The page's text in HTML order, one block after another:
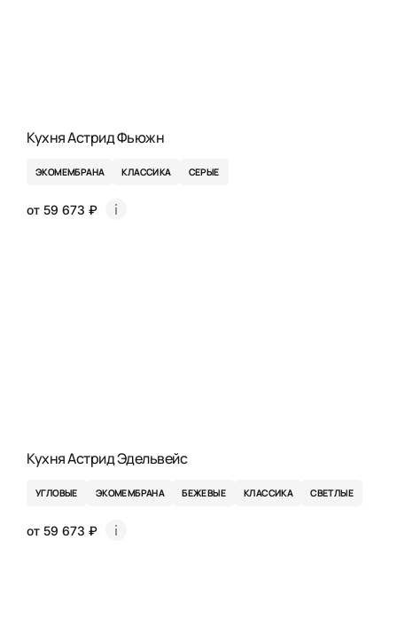
Кухня Астрид Фьюжн
ЭКОМЕМБРАНА КЛАССИКА СЕРЫЕ
от 59 673 ₽
Кухня Астрид Эдельвейс
УГЛОВЫЕ ЭКОМЕМБРАНА БЕЖЕВЫЕ КЛАССИКА СВЕТЛЫЕ
от 59 673 ₽